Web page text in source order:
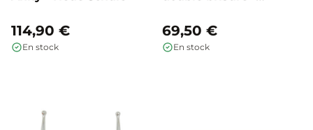
114,90 €
En stock
69,50 €
En stock